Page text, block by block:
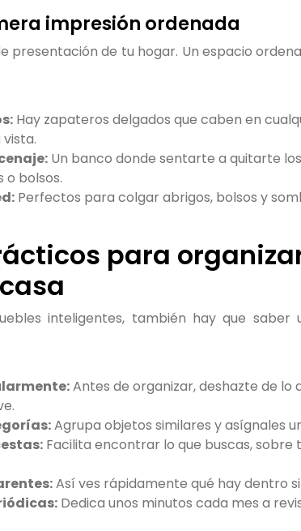
impresión ordenada
presentación de tu hogar. Un espacio
Hay zapateros delgados que caben en
Un banco donde sentarte a quitarte
o bolsos.
Perfectos para colgar abrigos, bolsos y
para
inteligentes, también hay que saber
Antes de organizar, deshazte de lo
Agrupa objetos similares y asígnales
Facilita encontrar lo que buscas, sobre
Así ves rápidamente qué hay dentro
Dedica unos minutos cada mes a